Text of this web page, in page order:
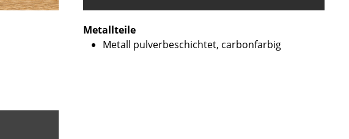
Metallteile
Metall pulverbeschichtet, carbonfarbig